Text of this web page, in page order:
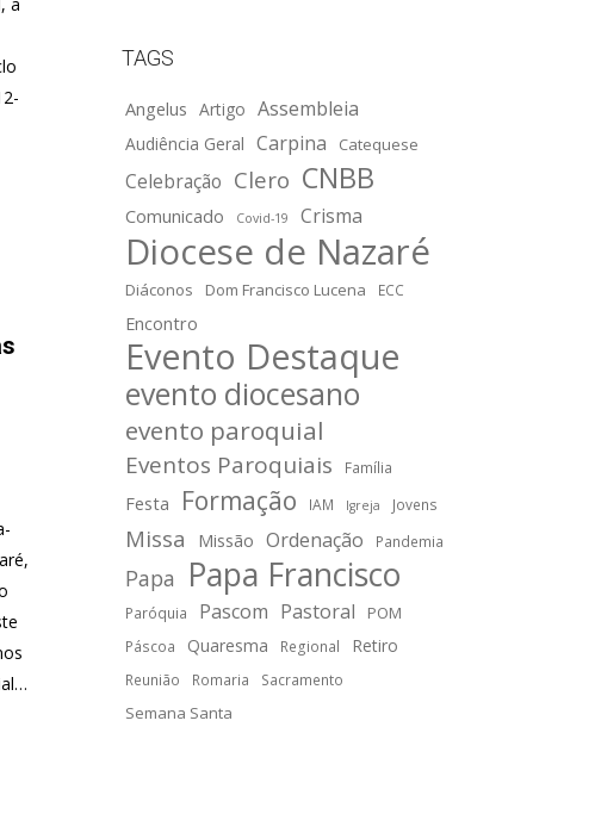
TAGS
Angelus Artigo Assembleia
Audiência Geral Carpina Catequese
Celebração Clero CNBB
Comunicado Covid-19 Crisma
Diocese de Nazaré
Diáconos Dom Francisco Lucena ECC
Encontro
Evento Destaque
evento diocesano
evento paroquial
Eventos Paroquiais Família
Festa Formação IAM Igreja Jovens
Missa Missão Ordenação Pandemia
Papa Papa Francisco
Paróquia Pascom Pastoral POM
Páscoa Quaresma Regional Retiro
Reunião Romaria Sacramento
Semana Santa